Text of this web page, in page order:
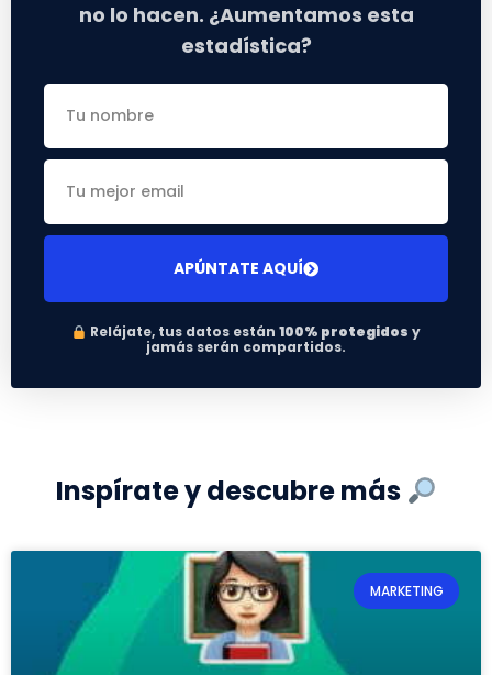
no lo hacen. ¿Aumentamos esta
estadística?
APÚNTATE AQUÍ
Relájate, tus datos están 100% protegidos y
jamás serán compartidos.
Inspírate y descubre más
MARKETING